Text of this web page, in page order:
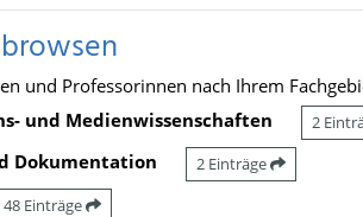
und Professorinnen nach Ihrem
und Medienwissenschaften
2
Dokumentation 2 Einträge
48 Einträge